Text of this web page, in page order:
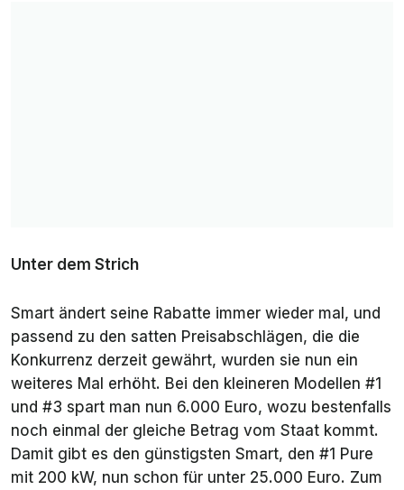
Unter dem Strich
Smart ändert seine Rabatte immer wieder mal, und
passend zu den satten Preisabschlägen, die die
Konkurrenz derzeit gewährt, wurden sie nun ein
weiteres Mal erhöht. Bei den kleineren Modellen #1
und #3 spart man nun 6.000 Euro, wozu bestenfalls
noch einmal der gleiche Betrag vom Staat kommt.
Damit gibt es den günstigsten Smart, den #1 Pure
mit 200 kW, nun schon für unter 25.000 Euro. Zum